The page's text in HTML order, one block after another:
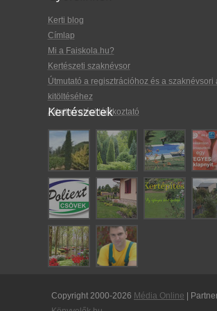
Kerti blog
Címlap
Mi a Faiskola.hu?
Kertészeti szaknévsor
Útmutató a regisztrációhoz és a szaknévsori
kitöltéséhez
Adatkezelési tájékoztató
Kertészetek
Copyright 2000-2026 Média Online |